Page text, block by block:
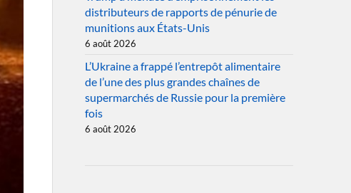
distributeurs de rapports de pénurie de
munitions aux États-Unis
6 août 2026
L’Ukraine a frappé l’entrepôt alimentaire
de l’une des plus grandes chaînes de
supermarchés de Russie pour la première
fois
6 août 2026